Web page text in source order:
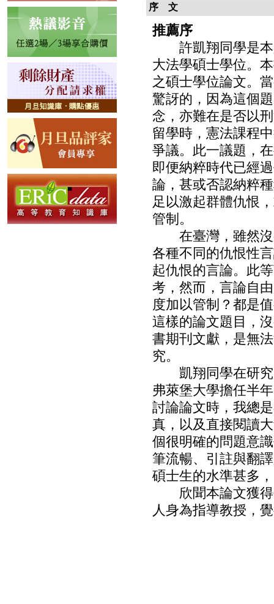
序 文
推薦序
許凱翔同學是本
大法學碩士學位。
之碩士學位論文。
驚訝的，因為這個
念，亦難在是否以
留學時，憲法課程
爭議。此一議題，
即便納粹時代已經
論，甚或否認納粹
足以激起群體仇恨
管制。
在臺灣，雖然沒
各種不同的仇恨性
起仇恨的言論。此
考，然而，言論自
度加以管制？都是
這樣的論文題目，
書期刊文獻，是無
究。
凱翔同學在研究
弗萊堡大學擔任半
討論論文時，我總
真，以及直接閱讀
個很明確的問題意
筆流暢、引註與翻
碩士生的水準甚多
欣聞本論文獲得
人身為指導教授，